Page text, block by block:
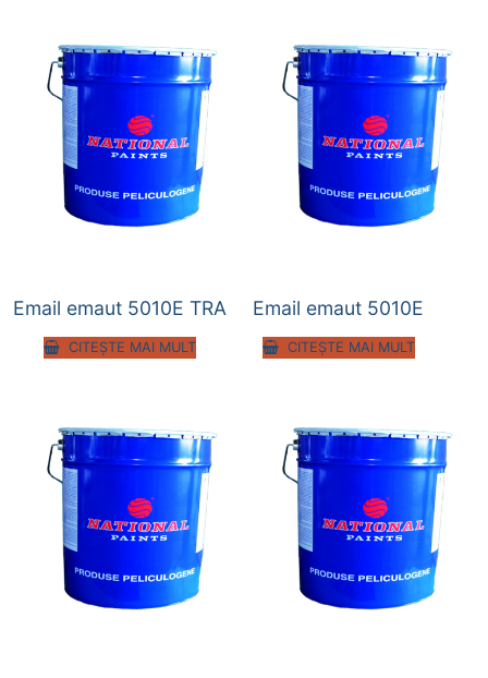
Email emaut 5010E TRA
CITEȘTE MAI MULT
Email emaut 5010E
CITEȘTE MAI MULT